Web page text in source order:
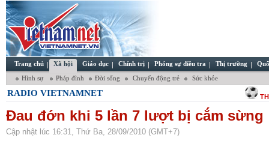
Trang chủ Xã hội Giáo dục Chính trị Phóng sự điều tra Thị trường
Hình sự Pháp đình Đời sống Chuyển động trẻ Sức khỏe
RADIO VIETNAMNET
Đau đớn khi 5 lần 7 lượt bị cắm sừng
Cập nhật lúc 16:31, Thứ Ba, 28/09/2010 (GMT+7)